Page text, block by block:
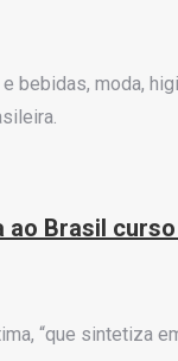
bebidas, moda,
Brasil
“que sintetiza